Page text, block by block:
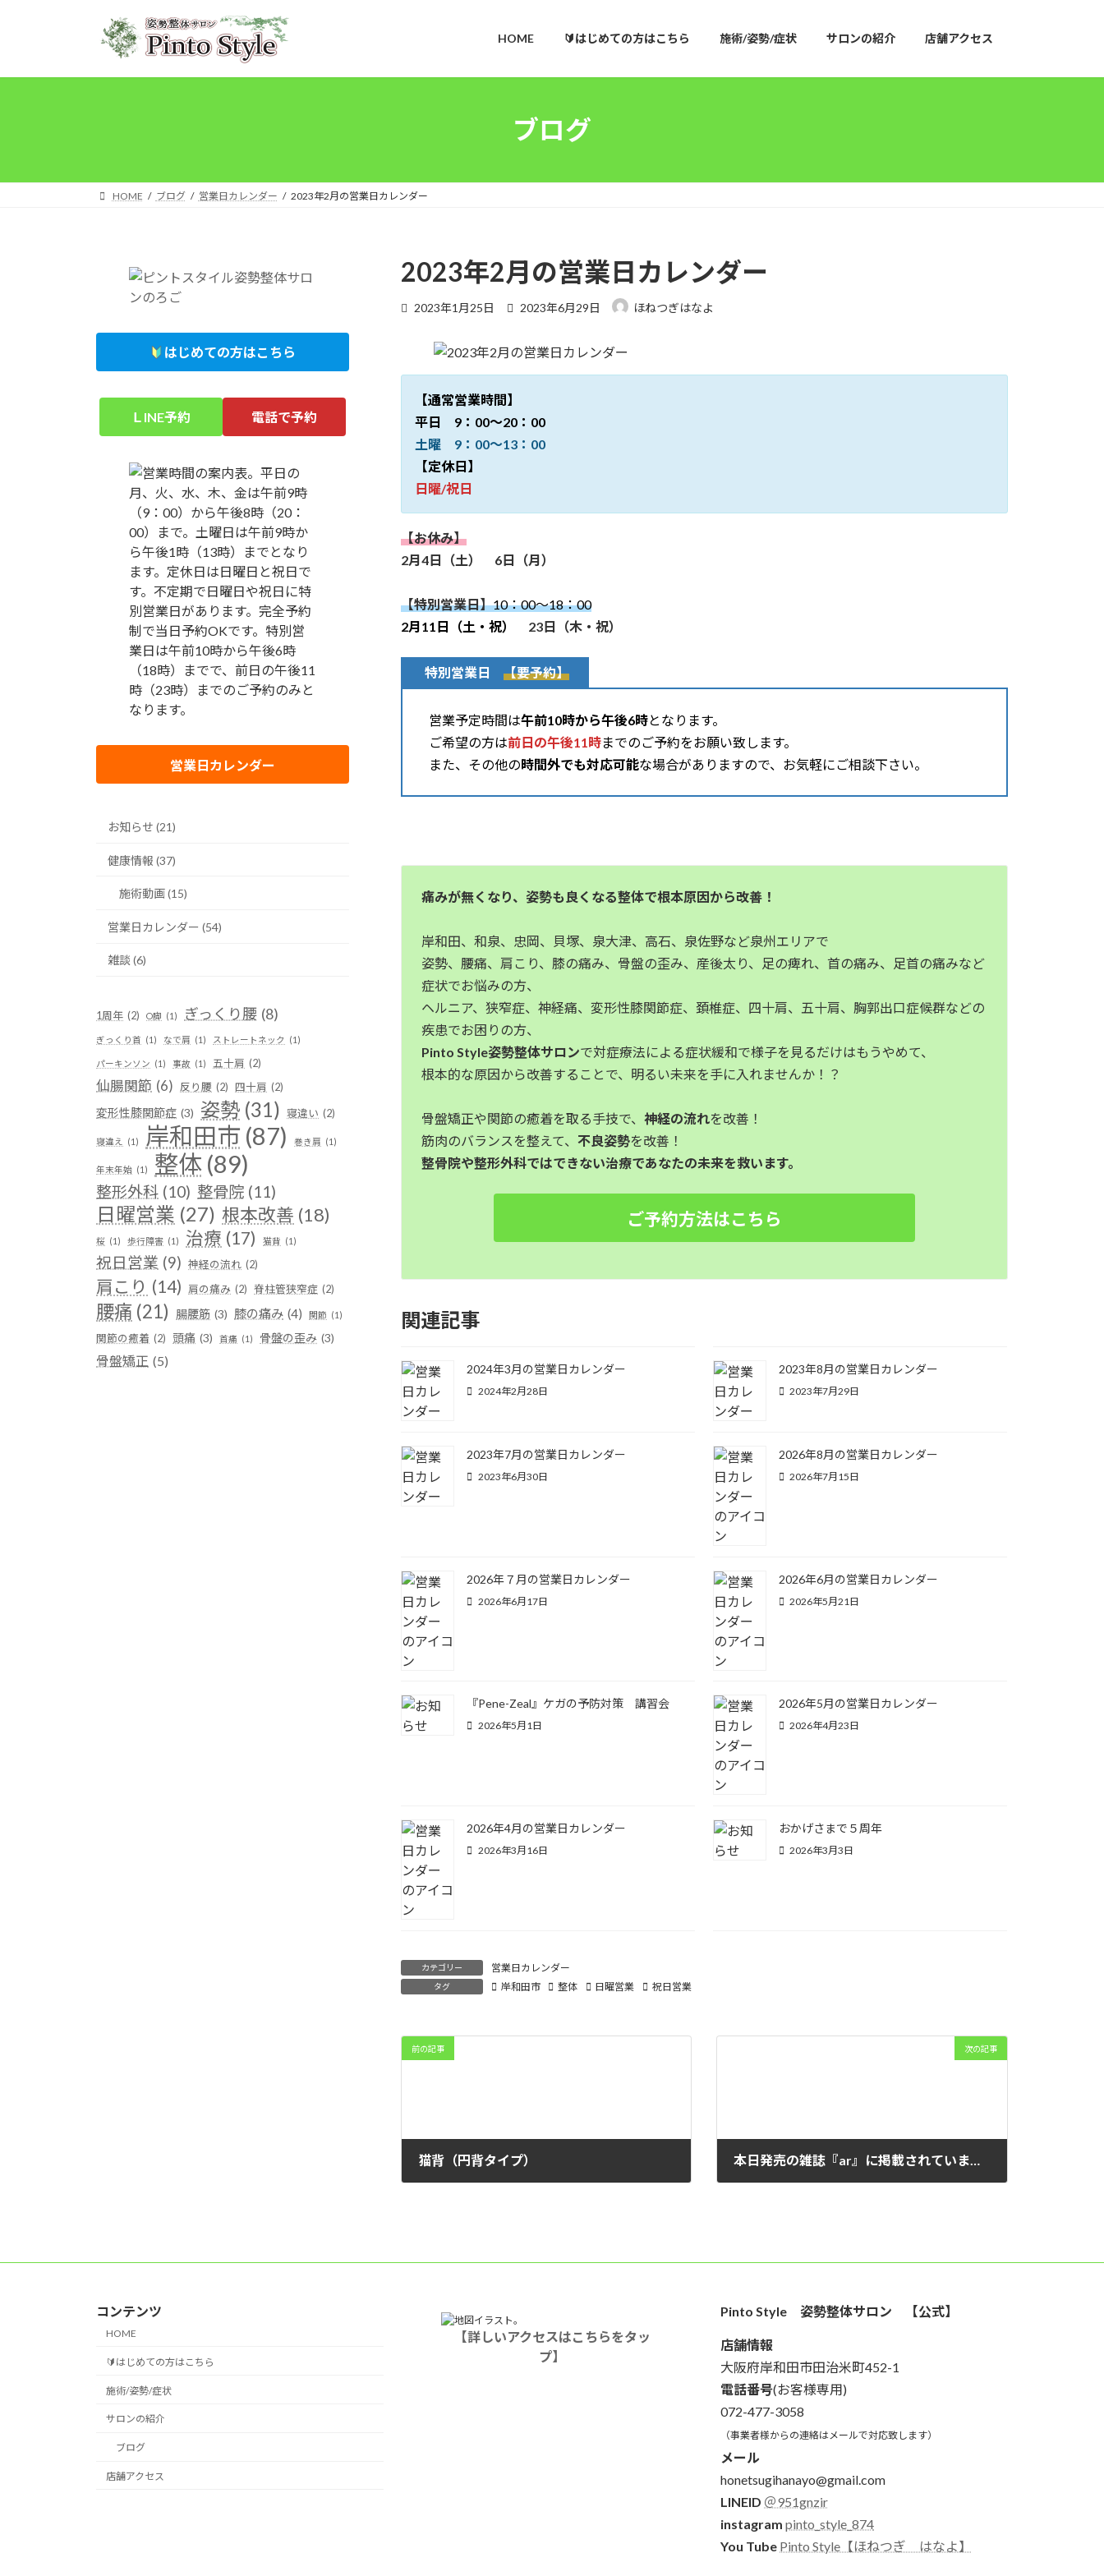
プ
動
HOME 🔰はじめての方はこちら 施術/姿勢/症状 サロンの紹介 店舗アクセス
ブログ
HOME ブログ 営業日カレンダー 2023年2月の営業日カレンダー
2023年2月の営業日カレンダー
2023年1月25日
最
新
2023年6月29日 ほねつぎはなよ
【通常営業時間】
平日 9：00～20：00
土曜 9：00～13：00
【定休日】
日曜/祝日
【お休み】
2月4日（土） 6日（月）
【特別営業日】10：00～18：00
2月11日（土・祝） 23日（木・祝）
特別営業日 【要予約】
営業予定時間は午前10時から午後6時となります。
ご希望の方は前日の午後11時までのご予約をお願い致します。
また、その他の時間外でも対応可能な場合がありますので、お気軽にご相談下さい。
痛みが無くなり、姿勢も良くなる整体で根本原因から改善！
岸和田、和泉、忠岡、貝塚、泉大津、高石、泉佐野など泉州エリアで
姿勢、腰痛、肩こり、膝の痛み、骨盤の歪み、産後太り、足の痺れ、首の痛み、足首の痛みなど
症状でお悩みの方、
ヘルニア、狭窄症、神経痛、変形性膝関節症、頚椎症、四十肩、五十肩、胸郭出口症候群などの
疾患でお困りの方、
Pinto Style姿勢整体サロンで対症療法による症状緩和で様子を見るだけはもうやめて、
根本的な原因から改善することで、明るい未来を手に入れませんか！？
骨盤矯正や関節の癒着を取る手技で、神経の流れを改善！
筋肉のバランスを整えて、不良姿勢を改善！
整骨院や整形外科ではできない治療であなたの未来を救います。
ご予約方法はこちら
関連記事
2024年3月の営業日カレンダー
2024年2月28日
2023年8月の営業日カレンダー
2023年7月29日
2023年7月の営業日カレンダー
2023年6月30日
2026年8月の営業日カレンダー
2026年7月15日
2026年７月の営業日カレンダー
2026年6月17日
2026年6月の営業日カレンダー
2026年5月21日
『Pene-Zeal』ケガの予防対策 講習会
2026年5月1日
2026年5月の営業日カレンダー
2026年4月23日
2026年4月の営業日カレンダー
2026年3月16日
おかげさまで５周年
2026年3月3日
カテゴリー 営業日カレンダー
タグ 岸和田市 整体 日曜営業 祝日営業
前の記事
猫背（円背タイプ）
次の記事
本日発売の雑誌『ar』に掲載されています！
はじめての方はこちら
ＬINE予約 電話で予約
営業日カレンダー
お知らせ (21)
健康情報 (37)
施術動画 (15)
営業日カレンダー (54)
雑談 (6)
1周年 (2) O脚 (1) ぎっくり腰 (8)
ぎっくり首 (1) なで肩 (1) ストレートネック (1)
パーキンソン (1) 事故 (1) 五十肩 (2)
仙腸関節 (6) 反り腰 (2) 四十肩 (2)
変形性膝関節症 (3) 姿勢 (31) 寝違い (2)
寝違え (1) 岸和田市 (87) 巻き肩 (1)
年末年始 (1) 整体 (89)
整形外科 (10) 整骨院 (11)
日曜営業 (27) 根本改善 (18)
桜 (1) 歩行障害 (1) 治療 (17) 猫背 (1)
祝日営業 (9) 神経の流れ (2)
肩こり (14) 肩の痛み (2) 脊柱管狭窄症 (2)
腰痛 (21) 腸腰筋 (3) 膝の痛み (4) 関節 (1)
関節の癒着 (2) 頭痛 (3) 首痛 (1) 骨盤の歪み (3)
骨盤矯正 (5)
コンテンツ
HOME
🔰はじめての方はこちら
施術/姿勢/症状
サロンの紹介
ブログ
店舗アクセス
【詳しいアクセスはこちらをタッ
プ】
Pinto Style 姿勢整体サロン 【公式】
店舗情報
大阪府岸和田市田治米町452-1
電話番号(お客様専用)
072-477-3058
（事業者様からの連絡はメールで対応致します）
メール
honetsugihanayo@gmail.com
LINEID ＠951gnzir
instagram pinto_style_874
You Tube Pinto Style【ほねつぎ はなよ】